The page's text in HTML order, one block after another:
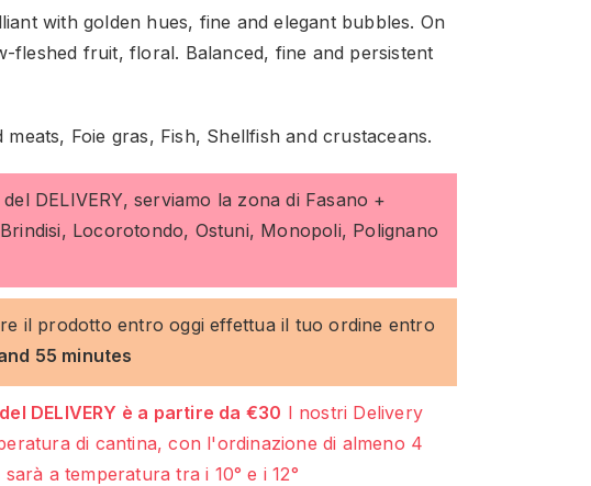
with golden hues, fine and elegant bubbles. On
fleshed fruit, floral. Balanced, fine and persistent
meats, Foie gras, Fish, Shellfish and crustaceans.
DELIVERY, serviamo la zona di Fasano +
Locorotondo, Ostuni, Monopoli, Polignano
il prodotto entro oggi effettua il tuo ordine entro
55 minutes
DELIVERY è a partire da €30 I nostri Delivery
di cantina, con l'ordinazione di almeno 4
a temperatura tra i 10° e i 12°